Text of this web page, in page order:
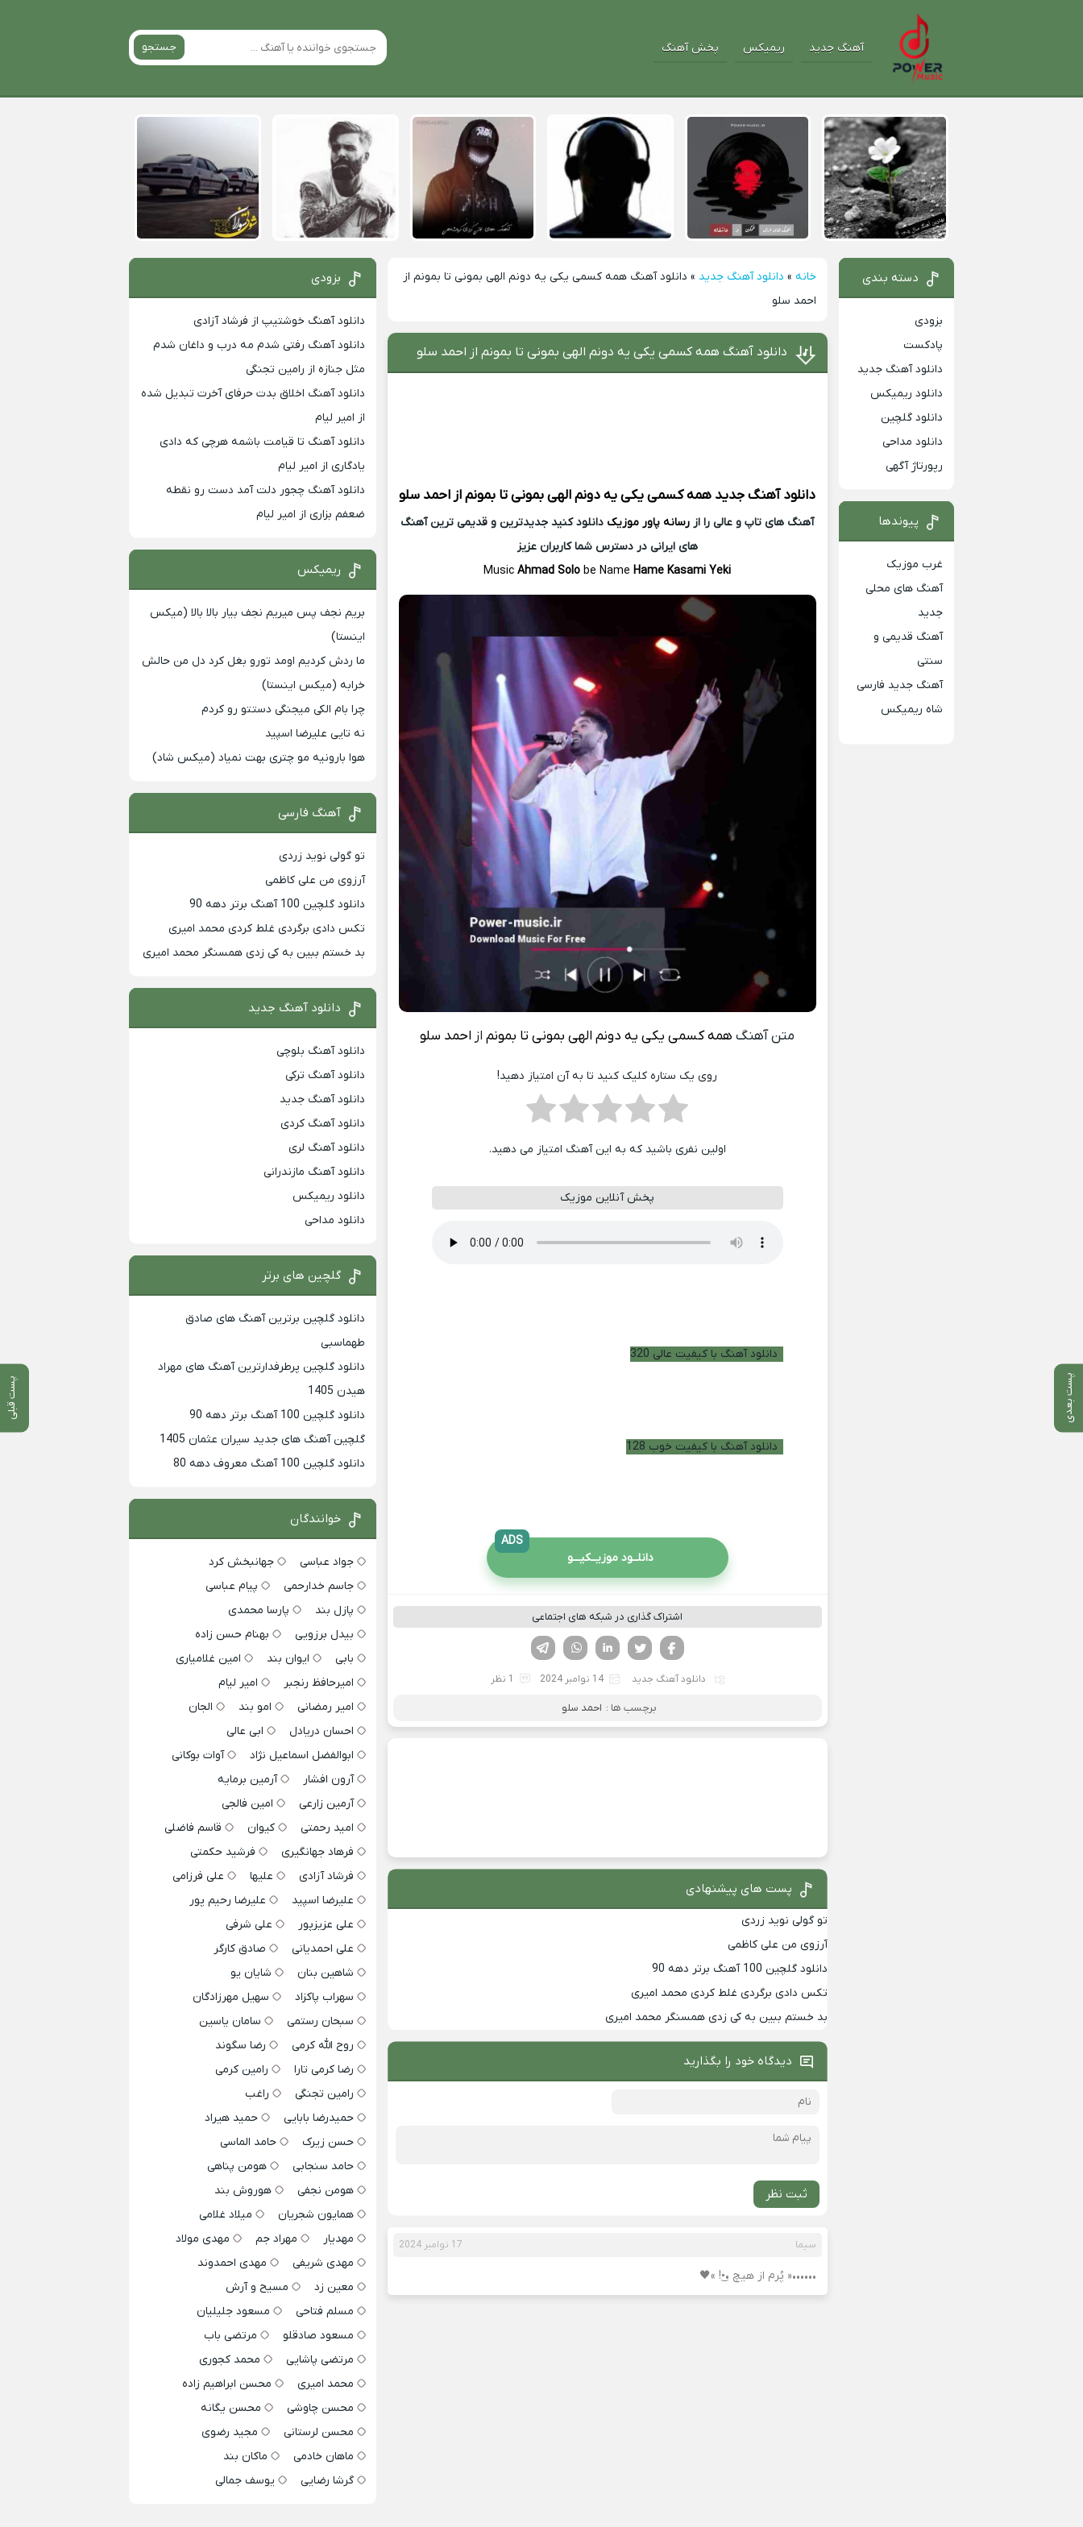
آهنگ جدید ریمیکس پخش آهنگ جستجو
خانه » دانلود آهنگ جدید » دانلود آهنگ ﻫﻤﻪ ﻛﺴﻤﻰ ﻳﻜﻰ ﻳﻪ دوﻧﻢ اﻟﻬﻰ ﺑﻤﻮﻧﻰ ﺗﺎ ﺑﻤﻮﻧﻢ از
احمد سلو
پست بعدی پست قبلی
دانلود آهنگ ﻫﻤﻪ ﻛﺴﻤﻰ ﻳﻜﻰ ﻳﻪ دوﻧﻢ اﻟﻬﻰ ﺑﻤﻮﻧﻰ ﺗﺎ ﺑﻤﻮﻧﻢ از احمد سلو
دانلود آهنگ جدید ﻫﻤﻪ ﻛﺴﻤﻰ ﻳﻜﻰ ﻳﻪ دوﻧﻢ اﻟﻬﻰ ﺑﻤﻮﻧﻰ ﺗﺎ ﺑﻤﻮﻧﻢ ازاحمد سلو
آهنگ های تاپ و عالی را از رسانه پاور موزیک دانلود کنید جدیدترین و قدیمی ترین آهنگ
های ایرانی در دسترس شما کاربران عزیز
Music Ahmad Solobe Name Hame Kasami Yeki
متن آهنگ ﻫﻤﻪ ﻛﺴﻤﻰ ﻳﻜﻰ ﻳﻪ دوﻧﻢ اﻟﻬﻰ ﺑﻤﻮﻧﻰ ﺗﺎ ﺑﻤﻮﻧﻢ از احمد سلو
روی یک ستاره کلیک کنید تا به آن امتیاز دهید!
اولین نفری باشید که به این آهنگ امتیاز می دهید.
پخش آنلاین موزیک
دانلود آهنگ با کیفیت عالی 320
دانلود آهنگ با کیفیت خوب 128
دانلــود موزیــکیـــو
ADS
اشتراک گذاری در شبکه های اجتماعی
لینکدین تویتر
فیسوک
دانلود آهنگ جدید 14 نوامبر 2024 1 نظر
برچسب ها : احمد سلو
پست های پیشنهادی
تو گولی نوید زردی
آرزوی من علی کاظمی
دانلود گلچین 100 آهنگ برتر دهه 90
تکس دادی برگردی غلط کردی محمد امیری
بد خستم ببین به کی زدی همسنگر محمد امیری
دیدگاه خود را بگذارید
ثبت نظر
سیما 17 نوامبر 2024
••••••« پُرم از هیچ ••͜! ‌»🖤️ ️
دسته بندی
بزودی
پادکست
دانلود آهنگ جدید
دانلود ریمیکس
دانلود گلچین
دانلود مداحی
رپورتاژ آگهی
پیوندها
غرب موزیک
آهنگ های محلی
جدید
آهنگ قدیمی و
سنتی
آهنگ جدید فارسی
شاه ریمیکس
بزودی
دانلود آهنگ خوشتیپ از فرشاد آزادی
دانلود آهنگ رفتی شدم مه درب و داغان شدم
مثل جنازه از رامین تجنگی
دانلود آهنگ اخلاق بدت حرفای آخرت تبدیل شده
از امیر لیام
دانلود آهنگ تا قیامت باشمه هرچی که دادی
یادگاری از امیر لیام
دانلود آهنگ چجور دلت آمد دست رو نقطه
ضعفم بزاری از امیر لیام
ریمیکس
بریم نجف پس میریم نجف بیار بالا بالا (میکس
اینستا)
ما ردش کردیم اومد تورو بغل کرد دل من حالش
خرابه (میکس اینستا)
چرا بام الکی میجنگی دستتو رو کردم
نه تایی علیرضا اسپید
هوا بارونیه مو چتری بهت نمیاد (میکس شاد)
آهنگ فارسی
تو گولی نوید زردی
آرزوی من علی کاظمی
دانلود گلچین 100 آهنگ برتر دهه 90
تکس دادی برگردی غلط کردی محمد امیری
بد خستم ببین به کی زدی همسنگر محمد امیری
دانلود آهنگ جدید
دانلود آهنگ بلوچی
دانلود آهنگ ترکی
دانلود آهنگ جدید
دانلود آهنگ کردی
دانلود آهنگ لری
دانلود آهنگ مازندرانی
دانلود ریمیکس
دانلود مداحی
گلچین های برتر
دانلود گلچین برترین آهنگ های صادق
طهماسبی
دانلود گلچین پرطرفدارترین آهنگ های مهراد
هیدن 1405
دانلود گلچین 100 آهنگ برتر دهه 90
گلچین آهنگ های جدید سیران عثمان 1405
دانلود گلچین 100 آهنگ معروف دهه 80
خوانندگان
جواد عباسی
جهانبخش کرد
جاسم خدارحمی
پیام عباسی
پازل بند
پارسا محمدی
بیدل برزویی
بهنام حسن زاده
بابی
ایوان بند
امین غلامیاری
امیرحافظ رنجبر
امیر لیام
امیر رمضانی
امو بند
الجان
احسان دریادل
ابی عالی
ابوالفضل اسماعیل نژاد
آوات بوکانی
آرون افشار
آرمین برمایه
آرمین زارعی
امین فالجی
امید رحمتی
کیوان
قاسم فاضلی
فرهاد جهانگیری
فرشید حکمتی
فرشاد آزادی
علیها
علی فرزامی
علیرضا اسپید
علیرضا رحیم پور
علی عزیزپور
علی شرفی
علی احمدیانی
صادق کارگر
شاهین بنان
شایان یو
سهراب پاکزاد
سهیل مهرزادگان
سبحان رستمی
سامان یاسین
روح الله کرمی
رضا سگوند
رضا کرمی تارا
رامین کرمی
رامین تجنگی
راغب
حمیدرضا بابایی
حمید هیراد
حسن زیرک
حامد الماسی
حامد سنجابی
هومن پناهی
هومن نجفی
هوروش بند
همایون شجریان
میلاد غلامی
مهدیار
مهراد جم
مهدی مولاد
مهدی شریفی
مهدی احمدوند
معین زد
مسیح و آرش
مسلم فتاحی
مسعود جلیلیان
مسعود صادقلو
مرتضی باب
مرتضی پاشایی
محمد کجوری
محمد امیری
محسن ابراهیم زاده
محسن چاوشی
محسن یگانه
محسن لرستانی
مجید رضوی
ماهان خادمی
ماکان بند
گرشا رضایی
یوسف جمالی